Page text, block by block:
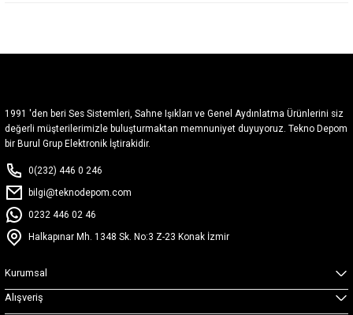
1991 'den beri Ses Sistemleri, Sahne Işıkları ve Genel Aydınlatma Ürünlerini siz
değerli müşterilerimizle buluşturmaktan memnuniyet duyuyoruz. Tekno Depom
bir Burul Grup Elektronik İştirakidir.
0(232) 446 0 246
bilgi@teknodepom.com
0232 446 02 46
Halkapınar Mh. 1348 Sk. No:3 Z-23 Konak İzmir
Kurumsal
Alışveriş